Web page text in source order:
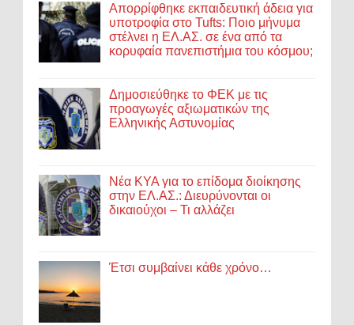
Απορρίφθηκε εκπαιδευτική άδεια για
υποτροφία στο Tufts: Ποιο μήνυμα
στέλνει η ΕΛ.ΑΣ. σε ένα από τα
κορυφαία πανεπιστήμια του κόσμου;
Δημοσιεύθηκε το ΦΕΚ με τις
προαγωγές αξιωματικών της
Ελληνικής Αστυνομίας
Νέα ΚΥΑ για το επίδομα διοίκησης
στην ΕΛ.ΑΣ.: Διευρύνονται οι
δικαιούχοι – Τι αλλάζει
Έτσι συμβαίνει κάθε χρόνο…